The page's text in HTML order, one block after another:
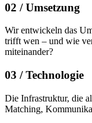
02 /Umsetzung
Wir entwickeln das
trifft wen – und wie
miteinander?
03 /Technologie
Die Infrastruktur, die
Matching,